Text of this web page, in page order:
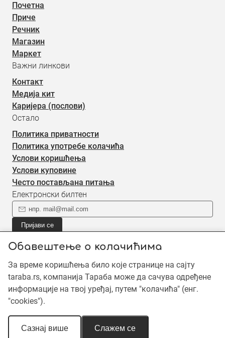
Обавештење о колачићима
За време коришћења било које странице на сајту
taraba.rs, компанија Тараба може да сачува одређене
информације на твој уређај, путем "колачића" (енг.
"cookies").
Сазнај више Слажем се
Почетна
Приче
Речник
Магазин
Маркет
Важни линкови
Контакт
Медија кит
Каријера (послови)
Остало
Политика приватности
Политика употребе колачића
Услови коришћења
Услови куповине
Често постављана питања
Електронски билтен
Пријави се
информације о новом садржају.
©2019 - 2026 Тараба доо. Сва права задржана. Садржај је
заштићен ауторским правима и власништво је Тараба доо,
осим када је наведено другачије. Неовлашћена употреба